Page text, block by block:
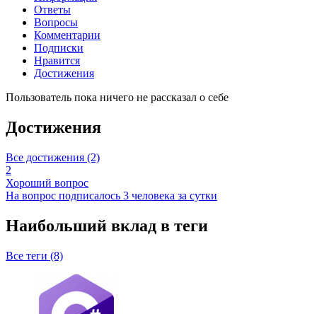
Ответы
Вопросы
Комментарии
Подписки
Нравится
Достижения
Пользователь пока ничего не рассказал о себе
Достижения
Все достижения (2)
2
Хороший вопрос
На вопрос подписалось 3 человека за сутки
Наибольший вклад в теги
Все теги (8)